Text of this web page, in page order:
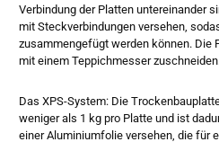
Verbindung der Platten untereinander
mit Steckverbindungen versehen,
zusammengefügt werden können. Die
mit einem Teppichmesser zuschneiden.
Das XPS-System: Die
weniger als 1 kg pro Platte und ist
einer Aluminiumfolie versehen, die für